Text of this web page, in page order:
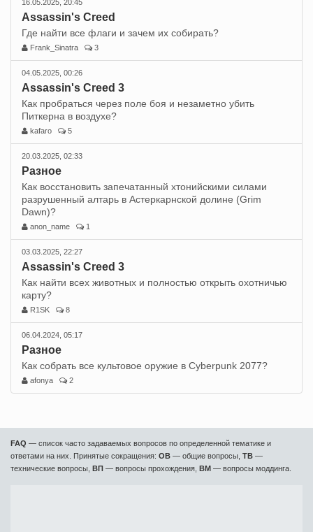
16.05.2025, 20:45
Assassin's Creed
Где найти все флаги и зачем их собирать?
Frank_Sinatra 3
04.05.2025, 00:26
Assassin's Creed 3
Как пробраться через поле боя и незаметно убить
Питкерна в воздухе?
kafaro 5
20.03.2025, 02:33
Разное
Как восстановить запечатанный хтонийскими силами
разрушенный алтарь в Астеркарнской долине (Grim
Dawn)?
anon_name 1
03.03.2025, 22:27
Assassin's Creed 3
Как найти всех животных и полностью открыть охотничью
карту?
R1SK 8
06.04.2024, 05:17
Разное
Как собрать все культовое оружие в Cyberpunk 2077?
afonya 2
FAQ — список часто задаваемых вопросов по определенной тематике и
ответами на них. Принятые сокращения: ОВ — общие вопросы, ТВ —
технические вопросы, ВП — вопросы прохождения, ВМ — вопросы моддинга.